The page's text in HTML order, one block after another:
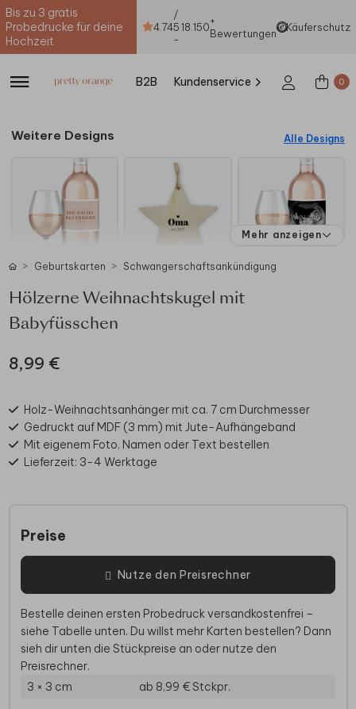
Bis zu 3 gratis
Probedrucke für deine
Hochzeit
4.74
/
5
-
18.150+
Bewertungen
Käuferschutz
B2B Kundenservice 0
Weitere Designs Alle Designs
Mehr anzeigen
Geburtskarten Schwangerschaftsankündigung
Hölzerne Weihnachtskugel mit
Babyfüsschen
8,99 €
Holz-Weihnachtsanhänger mit ca. 7 cm Durchmesser
Gedruckt auf MDF (3 mm) mit Jute-Aufhängeband
Mit eigenem Foto, Namen oder Text bestellen
Lieferzeit: 3-4 Werktage
Preise
Nutze den Preisrechner
Bestelle deinen ersten Probedruck versandkostenfrei –
siehe Tabelle unten. Du willst mehr Karten bestellen? Dann
sieh dir unten die Stückpreise an oder nutze den
Preisrechner.
3 × 3 cm
ab 8,99 €Stckpr.